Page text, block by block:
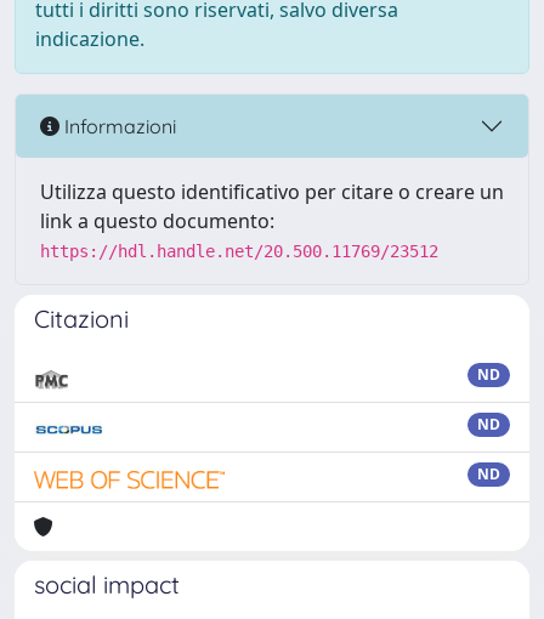
tutti i diritti sono riservati, salvo diversa
indicazione.
Informazioni
Utilizza questo identificativo per citare o creare un
link a questo documento:
https://hdl.handle.net/20.500.11769/23512
Citazioni
ND
ND
ND
social impact